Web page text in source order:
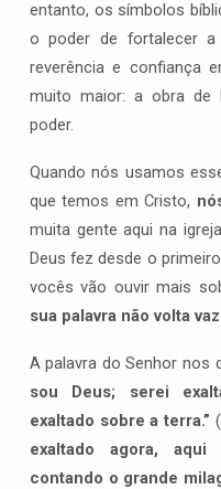
entanto, os símbolos
o poder de fortalecer
reverência e confiança
muito maior: a obra de
poder.
Quando nós usamos
que temos em Cristo,
muita gente aqui na
Deus fez desde o
vocês vão ouvir mais
sua palavra não volta
A palavra do Senhor nos
sou Deus; serei
exaltado sobre a terra.”
exaltado agora,
contando o grande